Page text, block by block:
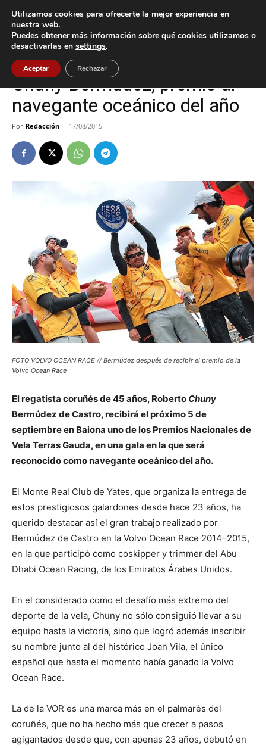
Inicio Baiona
Baiona
Chuny Bermúdez, premio al
navegante oceánico del año
Por Redacción - 17/08/2015
FOTO VOLVO OCEAN RACE // Bermúdez después de recibir el premio de la
Volvo Ocean Race
El regatista coruñés de 45 años, Roberto Chuny
Bermúdez de Castro, recibirá el próximo 5 de
septiembre en Baiona uno de los Premios Nacionales de
Vela Terras Gauda, en una gala en la que será
reconocido como navegante oceánico del año.
El Monte Real Club de Yates, que organiza la entrega de
estos prestigiosos galardones desde hace 23 años, ha
querido destacar así el gran trabajo realizado por
Bermúdez de Castro en la Volvo Ocean Race 2014–2015,
en la que participó como coskipper y trimmer del Abu
Dhabi Ocean Racing, de los Emiratos Árabes Unidos.
En el considerado como el desafío más extremo del
deporte de la vela, Chuny no sólo consiguió llevar a su
equipo hasta la victoria, sino que logró además inscribir
su nombre junto al del histórico Joan Vila, el único
español que hasta el momento había ganado la Volvo
Ocean Race.
La de la VOR es una marca más en el palmarés del
coruñés, que no ha hecho más que crecer a pasos
agigantados desde que, con apenas 23 años, debutó en
Utilizamos cookies para ofrecerte la mejor experiencia en
nuestra web.
Puedes obtener más información sobre qué cookies utilizamos o
desactivarlas en settings.
Aceptar Rechazar